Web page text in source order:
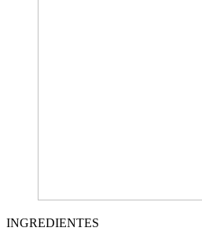
INGREDIENTES